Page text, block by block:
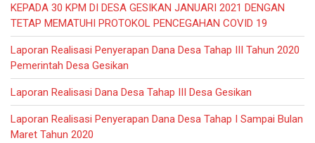
KEPADA 30 KPM DI DESA GESIKAN JANUARI 2021 DENGAN
TETAP MEMATUHI PROTOKOL PENCEGAHAN COVID 19
Laporan Realisasi Penyerapan Dana Desa Tahap III Tahun 2020
Pemerintah Desa Gesikan
Laporan Realisasi Dana Desa Tahap III Desa Gesikan
Laporan Realisasi Penyerapan Dana Desa Tahap I Sampai Bulan
Maret Tahun 2020